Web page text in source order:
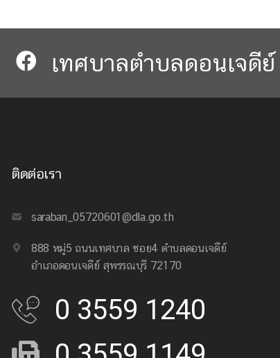
เทศบาลตำบลดอนเจดีย์​​
ติดต่อเรา
saraban_05720601@dla.go.th
888 หมู่5 ถนนเทศบาล ซอย4 ตำบลดอนเจดีย์
อำเภอดอนเจดีย์ สุพรรณบุรี 72170
0 3559 1240